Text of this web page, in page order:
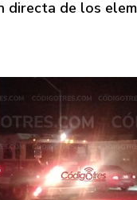
directa de los